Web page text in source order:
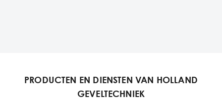
PRODUCTEN EN DIENSTEN VAN HOLLAND
GEVELTECHNIEK